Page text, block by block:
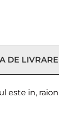
DE
in, raion